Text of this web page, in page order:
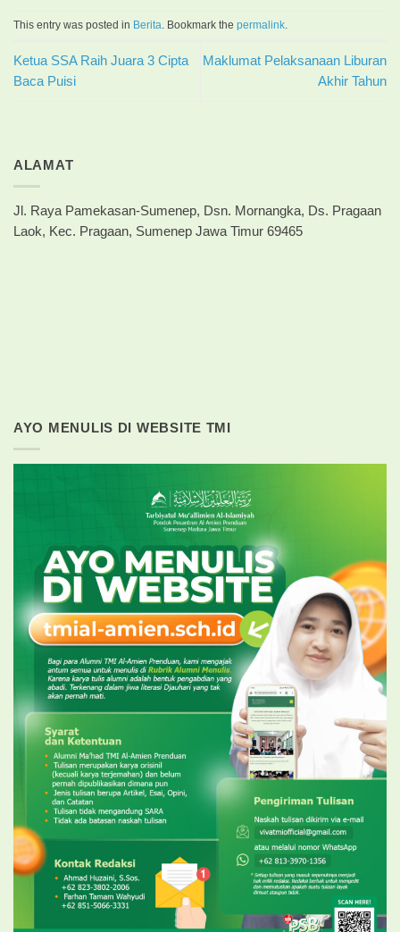
This entry was posted in Berita . Bookmark the permalink
Ketua SSA Raih Juara 3 Cipta
Baca Puisi
Maklumat Pelaksanaan Liburan
Akhir Tahun
ALAMAT
Jl. Raya Pamekasan-Sumenep, Dsn. Mornangka, Ds. Pragaan
Laok, Kec. Pragaan, Sumenep Jawa Timur 69465
AYO MENULIS DI WEBSITE TMI